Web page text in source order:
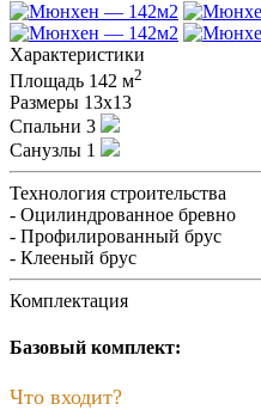
Характеристики
Площадь 142 м2
Размеры 13х13
Спальни 3
Санузлы 1
Технология строительства
- Оцилиндрованное бревно
- Профилированный брус
- Клееный брус
Комплектация
Базовый комплект:
Что входит?